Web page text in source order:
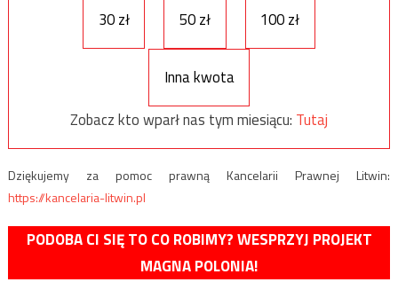
30 zł
50 zł 100 zł
Inna kwota
Zobacz kto wparł nas tym miesiącu: Tutaj
Dziękujemy za pomoc prawną Kancelarii Prawnej Litwin:
https://kancelaria-litwin.pl
PODOBA CI SIĘ TO CO ROBIMY? WESPRZYJ PROJEKT
MAGNA POLONIA!